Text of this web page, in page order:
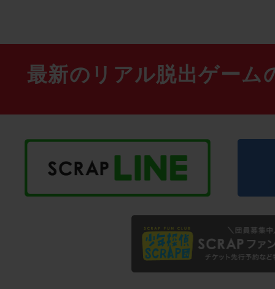
最新のリアル脱出ゲーム